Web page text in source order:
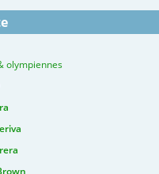
olympiennes